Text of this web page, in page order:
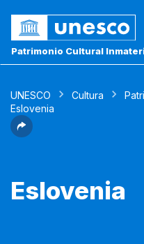
Patrimonio Cultural
UNESCO Cultura
Eslovenia
Eslovenia